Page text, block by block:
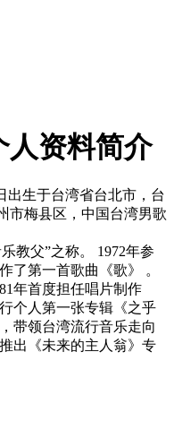
人资料简介
出生于台湾省台北市，台
市梅县区，中国台湾男歌
教父”之称。 1972年参
了第一首歌曲《歌》 。
年首度担任唱片制作
个人第一张专辑《之乎
带领台湾流行音乐走向
出《未来的主人翁》专